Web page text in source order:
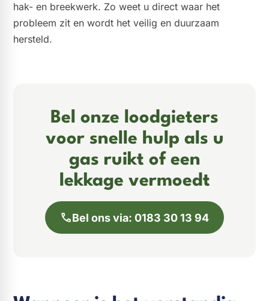
hak- en breekwerk. Zo weet u direct waar het
probleem zit en wordt het veilig en duurzaam
hersteld.
Bel onze loodgieters
voor snelle hulp als u
gas ruikt of een
lekkage vermoedt
Bel ons via: 0183 30 13 94